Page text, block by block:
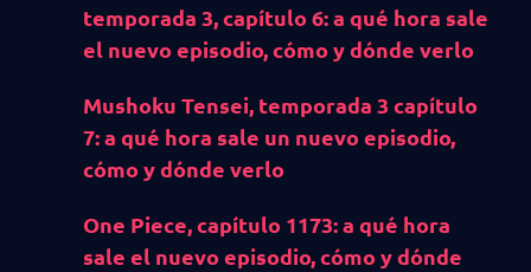
temporada 3, capítulo 6: a qué hora sale
el nuevo episodio, cómo y dónde verlo
Mushoku Tensei, temporada 3 capítulo
7: a qué hora sale un nuevo episodio,
cómo y dónde verlo
One Piece, capítulo 1173: a qué hora
sale el nuevo episodio, cómo y dónde